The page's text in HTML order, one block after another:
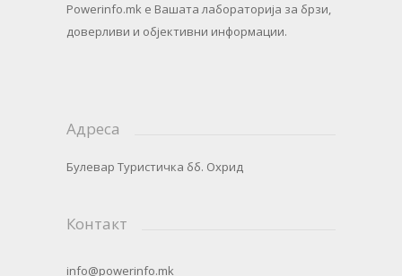
Powerinfo.mk e Вашата лабораторија за брзи,
доверливи и објективни информации.
Адреса
Булевар Туристичка бб. Охрид
Контакт
info@powerinfo.mk